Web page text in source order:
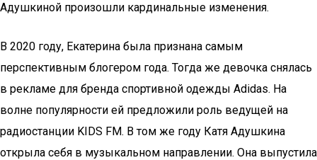
Адушкиной произошли кардинальные изменения.
В 2020 году, Екатерина была признана самым
перспективным блогером года. Тогда же девочка снялась
в рекламе для бренда спортивной одежды Adidas. На
волне популярности ей предложили роль ведущей на
радиостанции KIDS FM. В том же году Катя Адушкина
открыла себя в музыкальном направлении. Она выпустила